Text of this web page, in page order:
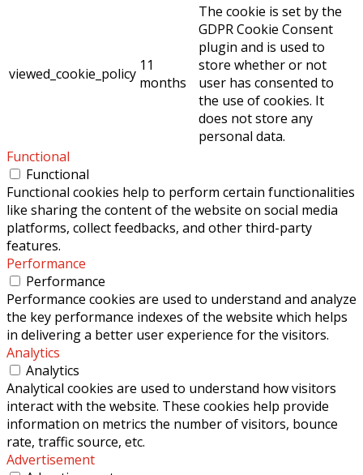
viewed_cookie_policy 11
months
The cookie is set by the
GDPR Cookie Consent
plugin and is used to
store whether or not
user has consented to
the use of cookies. It
does not store any
personal data.
Functional
Functional
Functional cookies help to perform certain functionalities
like sharing the content of the website on social media
platforms, collect feedbacks, and other third-party
features.
Performance
Performance
Performance cookies are used to understand and analyze
the key performance indexes of the website which helps
in delivering a better user experience for the visitors.
Analytics
Analytics
Analytical cookies are used to understand how visitors
interact with the website. These cookies help provide
information on metrics the number of visitors, bounce
rate, traffic source, etc.
Advertisement